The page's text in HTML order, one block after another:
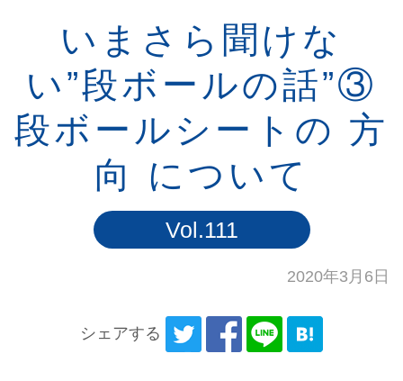
いまさら聞けな
い”段ボールの話”③
段ボールシートの 方
向 について
Vol.111
2020年3月6日
シェアする